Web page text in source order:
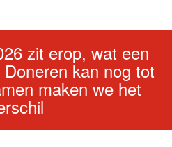
zit erop, wat een
kan nog tot
maken we het